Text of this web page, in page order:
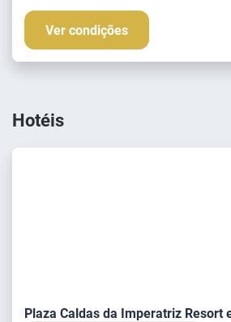
Ver condições
Hotéis
Plaza Caldas da Imperatriz Resort